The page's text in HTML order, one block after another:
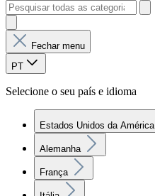
Fechar menu
PT
Selecione o seu país e idioma
Estados Unidos da América
Alemanha
França